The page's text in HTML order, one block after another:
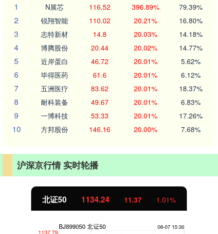
1
N展芯 116.52 396.89% 79.39%
2 锐翔智能 110.02 20.21% 16.80%
3 志特新材 14.8 20.03% 14.18%
4 博腾股份 20.44 20.02% 14.77%
5 近岸蛋白 46.72 20.01% 5.62%
6 毕得医药 61.6 20.01% 6.12%
7 五洲医疗 83.62 20.01% 18.37%
8 耐科装备 49.67 20.01% 6.83%
9 一博科技 53.33 20.01% 17.26%
10 方邦股份 146.16 20.00% 7.68%
沪深京行情 实时轮播
北证50 1134.24 11.37 1.01%